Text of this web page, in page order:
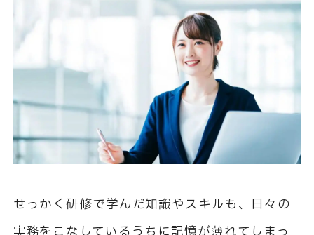
せっかく研修で学んだ知識やスキルも、日々の